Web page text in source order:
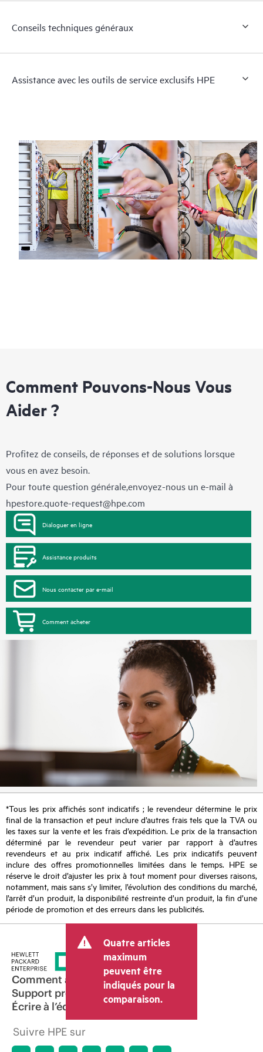
Conseils techniques généraux
Assistance avec les outils de service exclusifs HPE
Comment Pouvons-Nous Vous
Aider ?
Profitez de conseils, de réponses et de solutions lorsque
vous en avez besoin.
Pour toute question générale,envoyez-nous un e-mail à
hpestore.quote-request@hpe.com
Dialoguer en ligne
Assistance produits
Nous contacter par e-mail
Comment acheter
*Tous les prix affichés sont indicatifs ; le revendeur détermine le prix
final de la transaction et peut inclure d’autres frais tels que la TVA ou
les taxes sur la vente et les frais d’expédition. Le prix de la transaction
déterminé par le revendeur peut varier par rapport à d’autres
revendeurs et au prix indicatif affiché. Les prix indicatifs peuvent
inclure des offres promotionnelles limitées dans le temps. HPE se
réserve le droit d’ajuster les prix à tout moment pour diverses raisons,
notamment, mais sans s’y limiter, l’évolution des conditions du marché,
l’arrêt d’un produit, la disponibilité restreinte d’un produit, la fin d’une
période de promotion et des erreurs dans les publicités.
Quatre articles
maximum
peuvent être
indiqués pour la
comparaison.
Comment acheter
Support produit
Écrire à l’équipe commerciale
Suivre HPE sur